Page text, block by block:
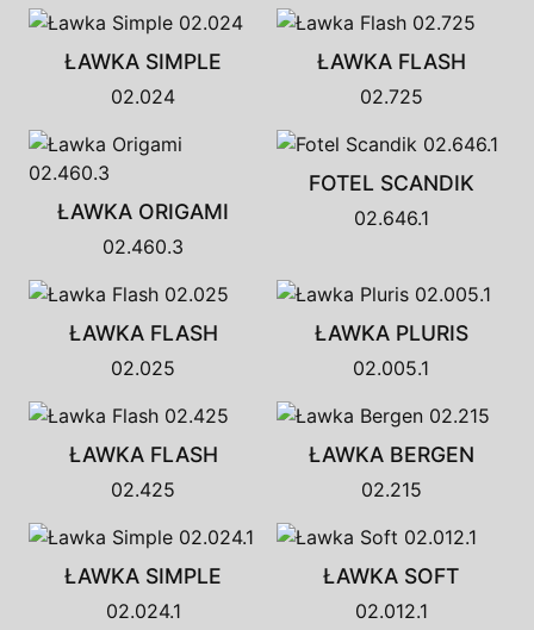
ŁAWKA SIMPLE
02.024
ŁAWKA FLASH
02.725
ŁAWKA ORIGAMI
02.460.3
FOTEL SCANDIK
02.646.1
ŁAWKA FLASH
02.025
ŁAWKA PLURIS
02.005.1
ŁAWKA FLASH
02.425
ŁAWKA BERGEN
02.215
ŁAWKA SIMPLE
02.024.1
ŁAWKA SOFT
02.012.1